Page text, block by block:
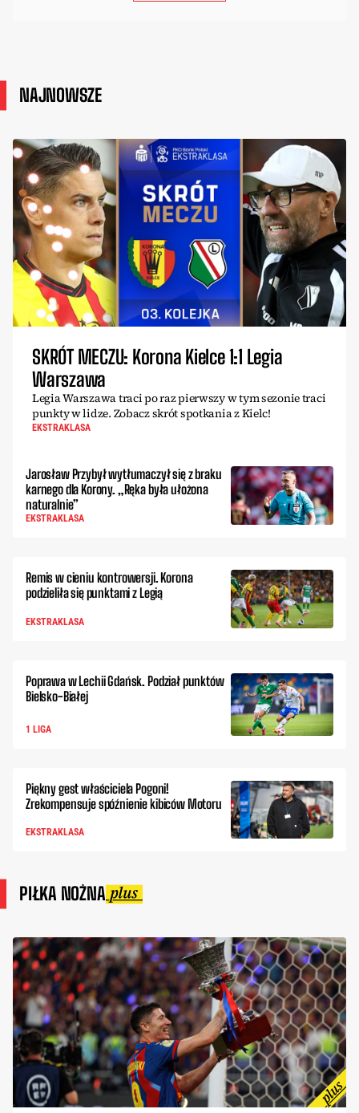
NAJNOWSZE
SKRÓT MECZU: Korona Kielce 1:1 Legia
Warszawa
Legia Warszawa traci po raz pierwszy w tym sezonie traci
punkty w lidze. Zobacz skrót spotkania z Kielc!
EKSTRAKLASA
Jarosław Przybył wytłumaczył się z braku
karnego dla Korony. „Ręka była ułożona
naturalnie”
EKSTRAKLASA
Remis w cieniu kontrowersji. Korona
podzieliła się punktami z Legią
EKSTRAKLASA
Poprawa w Lechii Gdańsk. Podział punktów
Bielsko-Białej
1 LIGA
Piękny gest właściciela Pogoni!
Zrekompensuje spóźnienie kibiców Motoru
EKSTRAKLASA
PIŁKA NOŻNA